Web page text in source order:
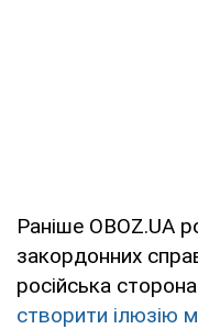
Раніше OBOZ.UA
закордонних
російська
створити ілюзію